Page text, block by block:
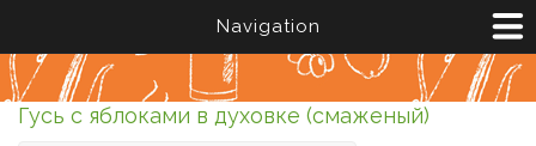
Navigation
Гусь с яблоками в духовке (смаженый)